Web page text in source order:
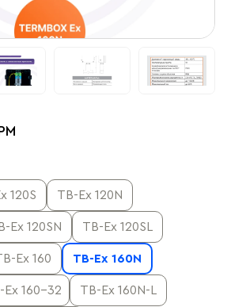
120S TB-Ex 120N
Ex 120SN TB-Ex 120SL
Ex 160 TB-Ex 160N
Ex 160-32 TB-Ex 160N-L